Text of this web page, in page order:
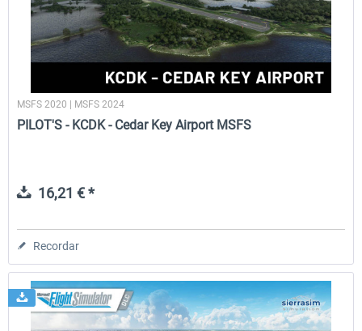
MSFS 2020 | MSFS 2024
PILOT'S - KCDK - Cedar Key Airport MSFS
16,21 € *
Recordar